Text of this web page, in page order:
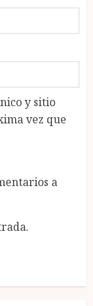
y sitio
vez que
a